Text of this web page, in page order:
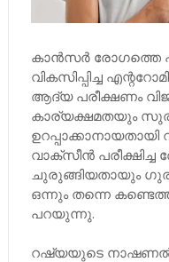
കാന്‍സര്‍ രോഗത്തെ
വികസിപ്പിച്ച
ആദ്യ പരീക്ഷണം
കാര്യക്ഷമതയും
വാക്‌സീന്‍
ചുരുങ്ങിയതായും
ഒന്നും തന്നെ
പറയുന്നു.
റഷ്യയുടെ നാഷണല്‍